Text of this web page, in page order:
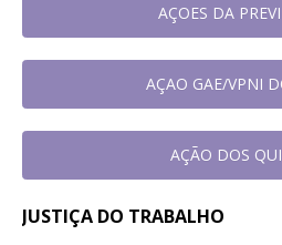
AÇOES DA
AÇAO GAE/VPNI
AÇÃO DOS
JUSTIÇA DO TRABALHO